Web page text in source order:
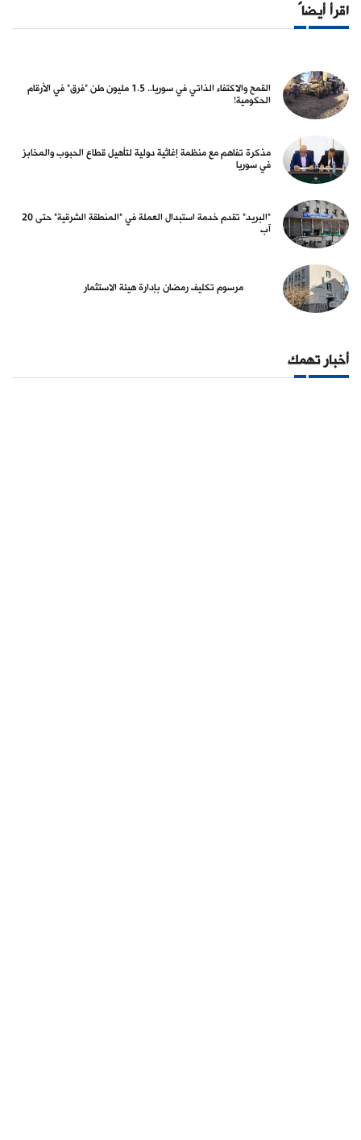
اقرأ أيضاً
القمح والاكتفاء الذاتي في سوريا.. 1.5 مليون طن "فرق" في الأرقام
الحكومية!
مذكرة تفاهم مع منظمة إغاثية دولية لتأهيل قطاع الحبوب والمخابز
في سوريا
"البريد" تقدم خدمة استبدال العملة في "المنطقة الشرقية" حتى 20
آب
مرسوم تكليف رمضان بإدارة هيئة الاستثمار
أخبار تهمك